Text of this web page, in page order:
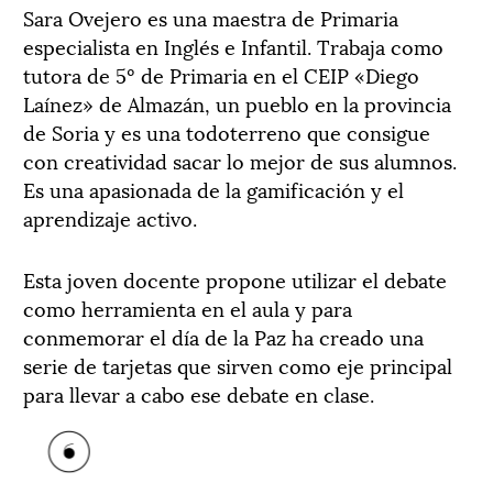
Sara Ovejero es una maestra de Primaria
especialista en Inglés e Infantil. Trabaja como
tutora de 5º de Primaria en el CEIP «Diego
Laínez» de Almazán, un pueblo en la provincia
de Soria y es una todoterreno que consigue
con creatividad sacar lo mejor de sus alumnos.
Es una apasionada de la gamificación y el
aprendizaje activo.
Esta joven docente propone utilizar el debate
como herramienta en el aula y para
conmemorar el día de la Paz ha creado una
serie de tarjetas que sirven como eje principal
para llevar a cabo ese debate en clase.